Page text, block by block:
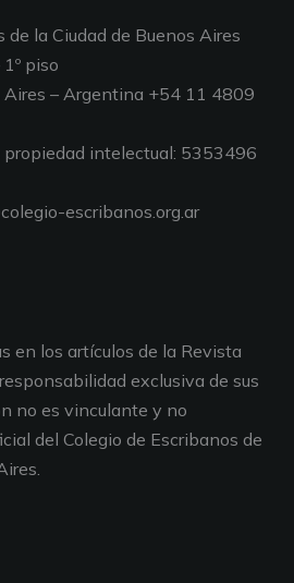
de la Ciudad de Buenos Aires
piso
– Argentina +54 11 4809
propiedad intelectual: 5353496
escribanos.org.ar
en los artículos de la Revista
exclusiva de sus
no es vinculante y no
del Colegio de Escribanos de